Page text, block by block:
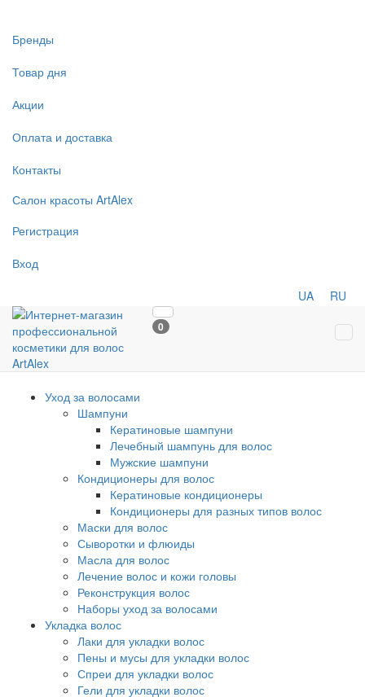
Бренды
Товар дня
Акции
Оплата и доставка
Контакты
Салон красоты ArtAlex
Регистрация
Вход
UA RU
0
Уход за волосами
Шампуни
Кератиновые шампуни
Лечебный шампунь для волос
Мужские шампуни
Кондиционеры для волос
Кератиновые кондиционеры
Кондиционеры для разных типов волос
Маски для волос
Сыворотки и флюиды
Масла для волос
Лечение волос и кожи головы
Реконструкция волос
Наборы уход за волосами
Укладка волос
Лаки для укладки волос
Пены и мусы для укладки волос
Спреи для укладки волос
Гели для укладки волос